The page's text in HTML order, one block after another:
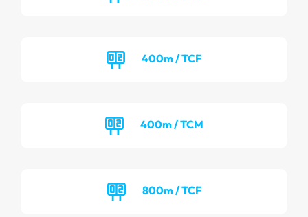
400m / TCF
400m / TCM
800m / TCF